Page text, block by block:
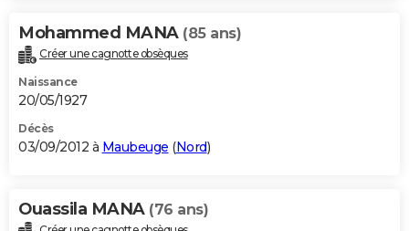
Mohammed MANA (85 ans)
Créer une cagnotte obsèques
Naissance
20/05/1927
Décès
03/09/2012 à Maubeuge (Nord)
Ouassila MANA (76 ans)